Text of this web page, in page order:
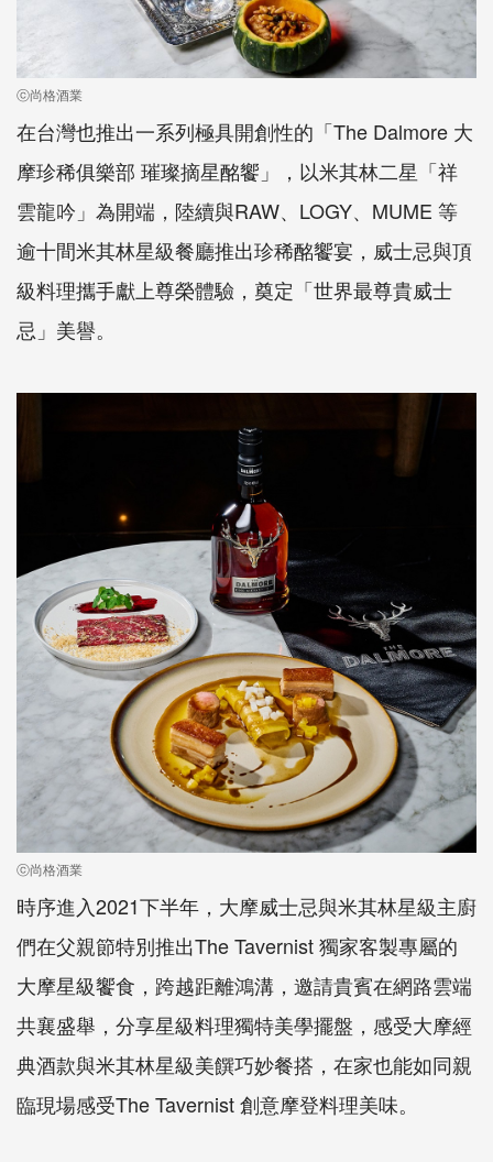
ⓒ尚格酒業
在台灣也推出一系列極具開創性的「The Dalmore 大
摩珍稀俱樂部 璀璨摘星酩饗」，以米其林二星「祥
雲龍吟」為開端，陸續與RAW、LOGY、MUME 等
逾十間米其林星級餐廳推出珍稀酩饗宴，威士忌與頂
級料理攜手獻上尊榮體驗，奠定「世界最尊貴威士
忌」美譽。
ⓒ尚格酒業
時序進入2021下半年，大摩威士忌與米其林星級主廚
們在父親節特別推出The Tavernist 獨家客製專屬的
大摩星級饗食，跨越距離鴻溝，邀請貴賓在網路雲端
共襄盛舉，分享星級料理獨特美學擺盤，感受大摩經
典酒款與米其林星級美饌巧妙餐搭，在家也能如同親
臨現場感受The Tavernist 創意摩登料理美味。